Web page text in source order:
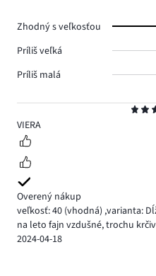
3
VIERA
Overený nákup
veľkosť: 40 (vhodná) ,varianta:
na leto fajn vzdušné, trochu
2024-04-18
Zhodný s veľkosťou
Príliš veľká
Príliš malá